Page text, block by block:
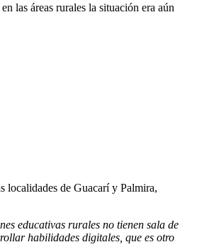
las áreas rurales la situación era aún
localidades de Guacarí y Palmira,
educativas rurales no tienen sala de
habilidades digitales, que es otro